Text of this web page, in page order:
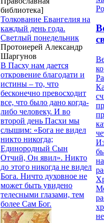
библиотека]
Толкование Евангелия на
каждый день года.
Светлый понедельник
Протоиерей Александр
Шаргунов
В Пасху нам дается
откровение благодати и
истины – то, что
бесконечно превосходит
все, что было дано когда-
либо человеку. И во
второй день Пасхи мы
слышим: «Бога не видел
никто никогда;
Единородный Сын
Отчий, Он явил». Никто
до этого никогда не видел
Бога. Ничто духовное не
может быть увидено
телесными глазами, тем
более Сам Бог.